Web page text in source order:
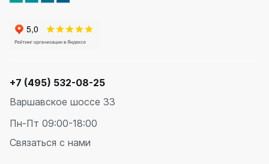
+7 (495) 532-08-25
Варшавское шоссе 33
Пн-Пт 09:00-18:00
Связаться с нами